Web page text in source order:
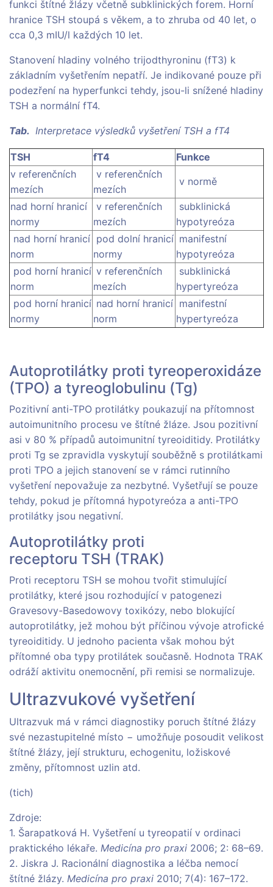
funkci štítné žlázy včetně subklinických forem. Horní
hranice TSH stoupá s věkem, a to zhruba od 40 let, o
cca 0,3 mIU/l každých 10 let.
Stanovení hladiny volného trijodthyroninu (fT3) k
základním vyšetřením nepatří. Je indikované pouze při
podezření na hyperfunkci tehdy, jsou-li snížené hladiny
TSH a normální fT4.
Tab. Interpretace výsledků vyšetření TSH a fT4
TSH fT4
Funkce
v referenčních
mezích
v referenčních
mezích
v normě
nad horní hranicí
normy
v referenčních
mezích
subklinická
hypotyreóza
nad horní hranicí
norm
pod dolní hranicí
normy
manifestní
hypotyreóza
pod horní hranicí
norm
v referenčních
mezích
subklinická
hypertyreóza
pod horní hranicí
normy
nad horní hranicí
norm
manifestní
hypertyreóza
Autoprotilátky proti tyreoperoxidáze
(TPO) a tyreoglobulinu (Tg)
Pozitivní anti-TPO protilátky poukazují na přítomnost
autoimunitního procesu ve štítné žláze. Jsou pozitivní
asi v 80 % případů autoimunitní tyreoiditidy. Protilátky
proti Tg se zpravidla vyskytují souběžně s protilátkami
proti TPO a jejich stanovení se v rámci rutinního
vyšetření nepovažuje za nezbytné. Vyšetřují se pouze
tehdy, pokud je přítomná hypotyreóza a anti-TPO
protilátky jsou negativní.
Autoprotilátky proti
receptoru TSH (TRAK)
Proti receptoru TSH se mohou tvořit stimulující
protilátky, které jsou rozhodující v patogenezi
Gravesovy-Basedowovy toxikózy, nebo blokující
autoprotilátky, jež mohou být příčinou vývoje atrofické
tyreoiditidy. U jednoho pacienta však mohou být
přítomné oba typy protilátek současně. Hodnota TRAK
odráží aktivitu onemocnění, při remisi se normalizuje.
Ultrazvukové vyšetření
Ultrazvuk má v rámci diagnostiky poruch štítné žlázy
své nezastupitelné místo − umožňuje posoudit velikost
štítné žlázy, její strukturu, echogenitu, ložiskové
změny, přítomnost uzlin atd.
(tich)
Zdroje:
1. Šarapatková H. Vyšetření u tyreopatií v ordinaci
praktického lékaře. Medicína pro praxi 2006; 2: 68–69.
2. Jiskra J. Racionální diagnostika a léčba nemocí
štítné žlázy. Medicína pro praxi 2010; 7(4): 167–172.